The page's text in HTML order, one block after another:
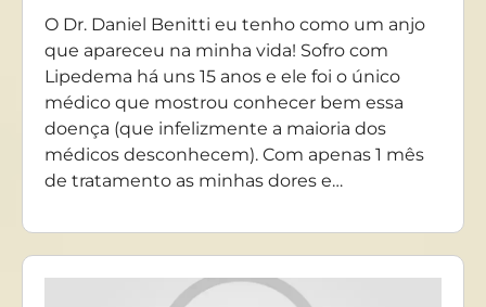
O Dr. Daniel Benitti eu tenho como um anjo
que apareceu na minha vida! Sofro com
Lipedema há uns 15 anos e ele foi o único
médico que mostrou conhecer bem essa
doença (que infelizmente a maioria dos
médicos desconhecem). Com apenas 1 mês
de tratamento as minhas dores e…